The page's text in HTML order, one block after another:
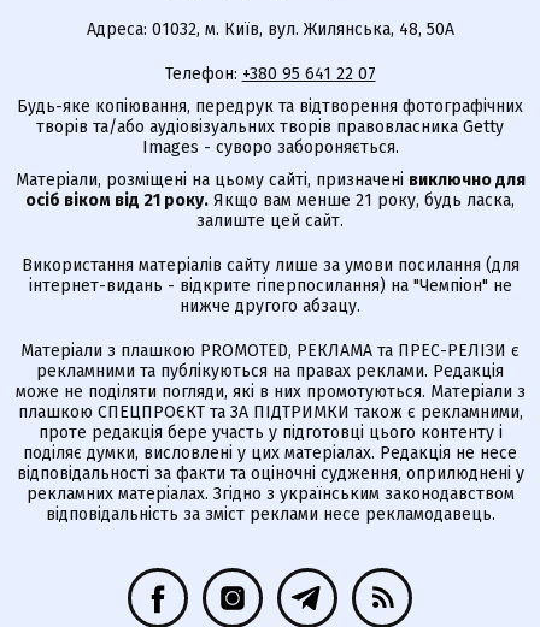
Адреса: 01032, м. Київ, вул. Жилянська, 48, 50А
Телефон: +380 95 641 22 07
Будь-яке копіювання, передрук та відтворення фотографічних
творів та/або аудіовізуальних творів правовласника Getty
Images - суворо забороняється.
Матеріали, розміщені на цьому сайті, призначені виключно для
осіб віком від 21 року. Якщо вам менше 21 року, будь ласка,
залиште цей сайт.
Використання матеріалів сайту лише за умови посилання (для
інтернет-видань - відкрите гіперпосилання) на "Чемпіон" не
нижче другого абзацу.
Матеріали з плашкою PROMOTED, РЕКЛАМА та ПРЕС-РЕЛІЗИ є
рекламними та публікуються на правах реклами. Редакція
може не поділяти погляди, які в них промотуються. Матеріали з
плашкою СПЕЦПРОЄКТ та ЗА ПІДТРИМКИ також є рекламними,
проте редакція бере участь у підготовці цього контенту і
поділяє думки, висловлені у цих матеріалах. Редакція не несе
відповідальності за факти та оціночні судження, оприлюднені у
рекламних матеріалах. Згідно з українським законодавством
відповідальність за зміст реклами несе рекламодавець.